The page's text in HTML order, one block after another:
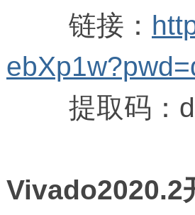
链接：
提取码：
Vivado2020.2